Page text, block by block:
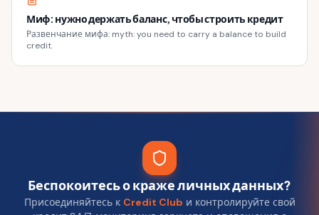
Миф: нужно держать баланс, чтобы строить кредит
Развенчание мифа: myth: you need to carry a balance to build
credit.
Беспокоитесь о краже личных данных?
Присоединяйтесь к Credit Club и контролируйте свой